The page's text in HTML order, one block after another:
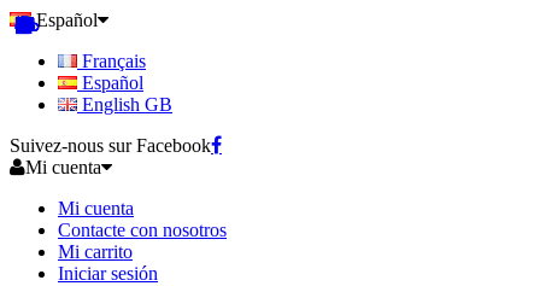
Español
Français
Español
English GB
Suivez-nous sur Facebook
Mi cuenta
Mi cuenta
Contacte con nosotros
Mi carrito
Iniciar sesión